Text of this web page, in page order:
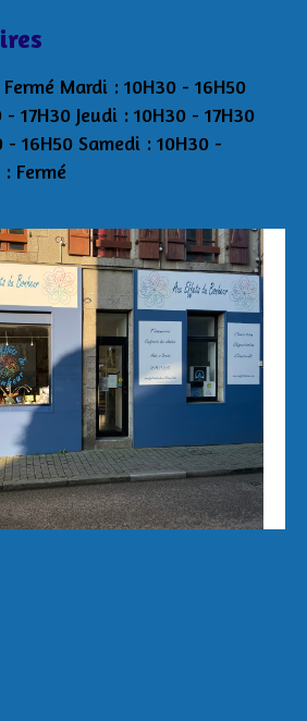
Mardi : 10H30 - 16H50
17H30 Jeudi : 10H30 - 17H30
- 16H50 Samedi : 10H30 -
Fermé
Laetitia Pertriaux 3 rue
Lannilis 06/43/34/20/40